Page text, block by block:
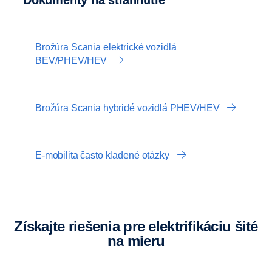
Brožúra Scania elektrické vozidlá
BEV/PHEV/HEV
Brožúra Scania hybridé vozidlá PHEV/HEV
E-mobilita často kladené otázky
Získajte riešenia pre elektrifikáciu šité
na mieru